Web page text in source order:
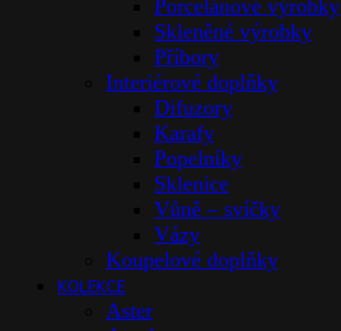
Porcelánové výrobky
Skleněné výrobky
Příbory
Interiérové doplňky
Difuzory
Karafy
Popelníky
Sklenice
Vůně – svíčky
Vázy
Koupelové doplňky
KOLEKCE
Aster